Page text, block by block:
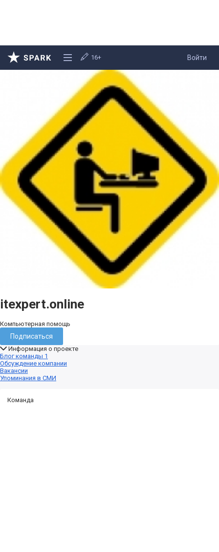
Войти
16+
itexpert.online
Компьютерная помощь
Подписаться
Информация о проекте
Блог команды 1
Обсуждение компании
Вакансии
Упоминания в СМИ
Команда